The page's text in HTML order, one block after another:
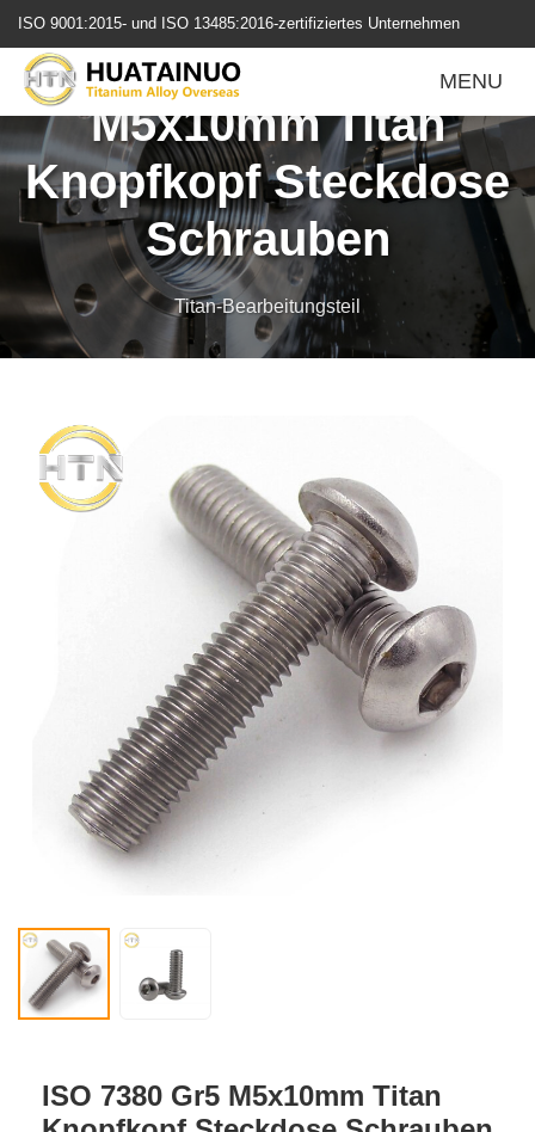
转
容
ISO 9001:2015- und ISO 13485:2016-zertifiziertes Unternehmen
MENU
ISO 7380 Gr5
M5x10mm Titan
Knopfkopf Steckdose
Schrauben
Titan-Bearbeitungsteil
ISO 7380 Gr5 M5x10mm Titan